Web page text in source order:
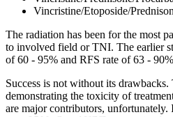
Vincristine/Etoposide/
The radiation has been for the most
to involved field or TNI. The earlier
of 60 - 95% and RFS rate of 63 -
Success is not without its drawbacks.
demonstrating the toxicity of
are major contributors, unfortunately.